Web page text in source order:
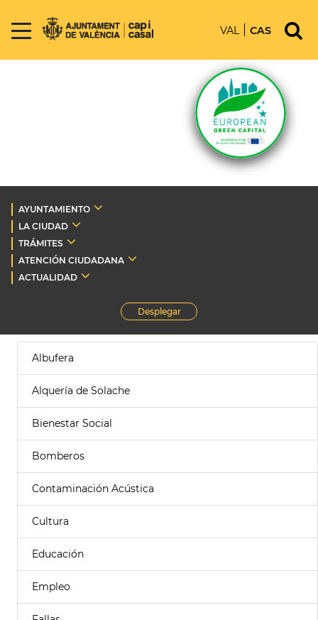
VAL CAS
AYUNTAMIENTO
LA CIUDAD
TRÁMITES
ATENCIÓN CIUDADANA
ACTUALIDAD
Desplegar
Albufera
Alquería de Solache
Bienestar Social
Bomberos
Contaminación Acústica
Cultura
Educación
Empleo